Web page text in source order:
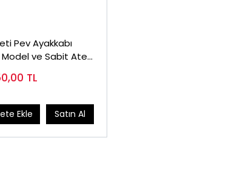
Pev Ayakkabı
Model ve Sabit Atel
TL
Ekle Satın Al